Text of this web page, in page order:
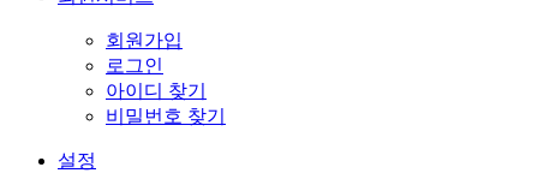
회원가입
로그인
아이디 찾기
비밀번호 찾기
설정